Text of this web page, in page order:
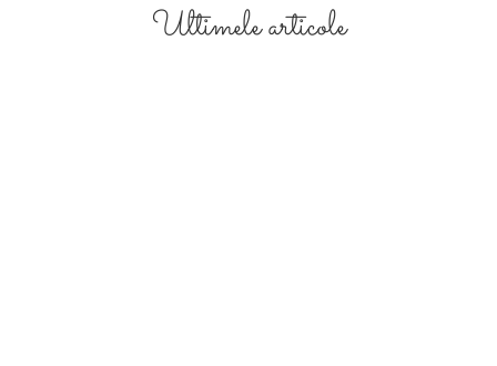
Ultimele articole